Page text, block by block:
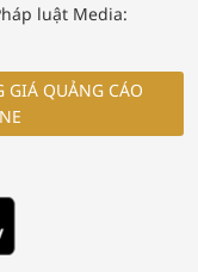
luật Media:
GIÁ QUẢNG CÁO